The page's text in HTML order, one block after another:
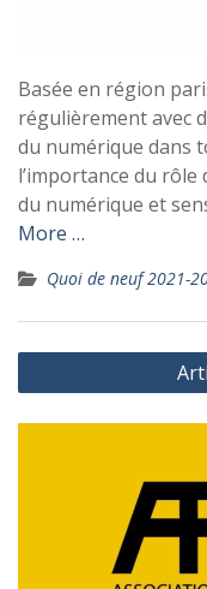
Basée en région
régulièrement avec
du numérique dans
l’importance du rôle
du numérique et
More …
Quoi de neuf 2021-
Navigation
des
articles